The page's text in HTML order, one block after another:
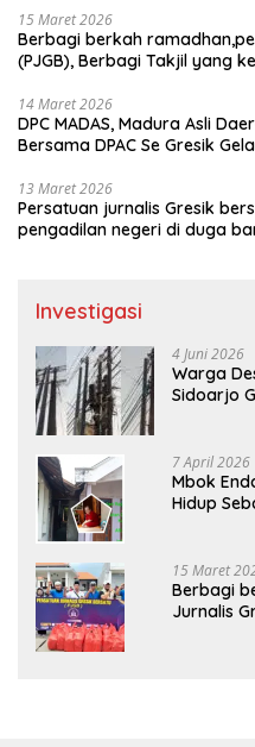
15 Maret 2026
Berbagi berkah
(PJGB), Berbagi Takjil yang
14 Maret 2026
DPC MADAS, Madura Asli
Bersama DPAC Se Gresik
13 Maret 2026
Persatuan jurnalis Gresik
pengadilan negeri di duga
Investigasi
4 Juni 2026
Warga
Sidoarjo
7 April 2026
Mbok
Hidup
15 Maret
Berbagi
Jurnalis